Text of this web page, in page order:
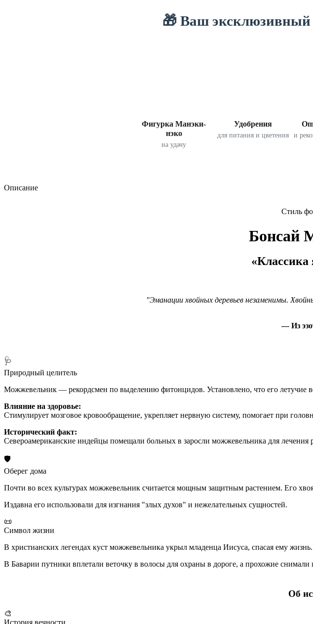
🎁 Ваш эксклюзивный
Фигурка Манэки-
нэко
на удачу
Удобрения
для питания и цветения и
Описание
Стиль
Бонсай
«Классика
"Эманации хвойных деревьев незаменимы.
— Из
🩺
Природный целитель
Можжевельник — рекордсмен по выделению фитонцидов. Установлено, что его летучие
Влияние на здоровье:
Стимулирует мозговое кровообращение, укрепляет нервную систему, помогает при
Исторический факт:
Североамериканские индейцы помещали больных в заросли можжевельника для
🛡️
Оберег дома
Почти во всех культурах можжевельник считается мощным защитным растением. Его хвоя
Издавна его использовали для изгнания "злых духов" и нежелательных сущностей.
📜
Символ жизни
В христианских легендах куст можжевельника укрыл младенца Иисуса, спасая ему жизнь.
В Баварии путники вплетали веточку в волосы для охраны в дороге, а прохожие
Об
🎨